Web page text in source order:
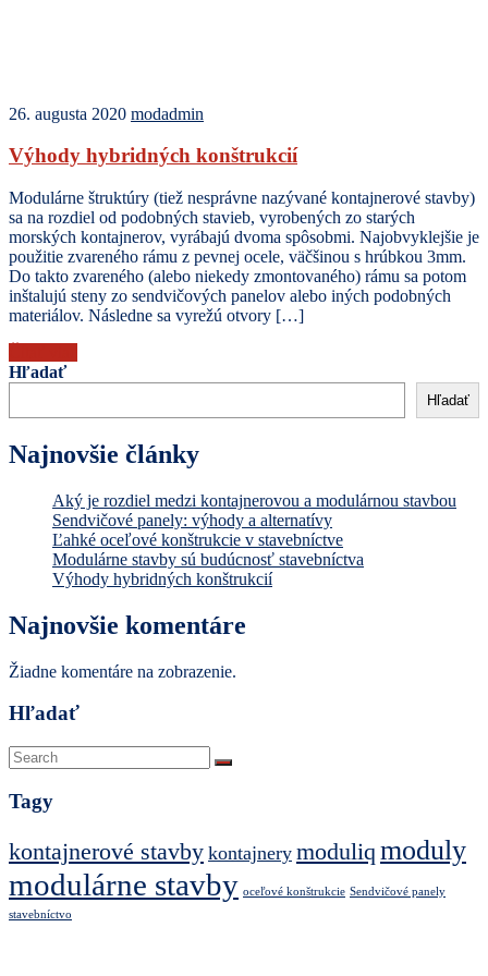
26. augusta 2020 modadmin
Výhody hybridných konštrukcií
Modulárne štruktúry (tiež nesprávne nazývané kontajnerové stavby)
sa na rozdiel od podobných stavieb, vyrobených zo starých
morských kontajnerov, vyrábajú dvoma spôsobmi. Najobvyklejšie je
použitie zvareného rámu z pevnej ocele, väčšinou s hrúbkou 3mm.
Do takto zvareného (alebo niekedy zmontovaného) rámu sa potom
inštalujú steny zo sendvičových panelov alebo iných podobných
materiálov. Následne sa vyrežú otvory […]
Hľadať
Hľadať
Najnovšie články
Aký je rozdiel medzi kontajnerovou a modulárnou stavbou
Sendvičové panely: výhody a alternatívy
Ľahké oceľové konštrukcie v stavebníctve
Modulárne stavby sú budúcnosť stavebníctva
Výhody hybridných konštrukcií
Najnovšie komentáre
Žiadne komentáre na zobrazenie.
Hľadať
Tagy
kontajnerové stavby kontajnery moduliq moduly
modulárne stavby oceľové konštrukcie Sendvičové panely
stavebníctvo